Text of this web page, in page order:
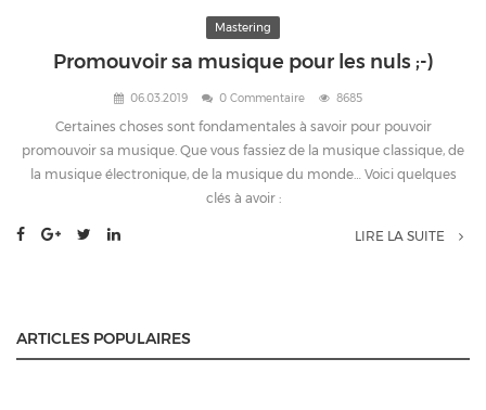
Mastering
Promouvoir sa musique pour les nuls ;-)
06.03.2019 0 Commentaire 8685
Certaines choses sont fondamentales à savoir pour pouvoir
promouvoir sa musique. Que vous fassiez de la musique classique, de
la musique électronique, de la musique du monde… Voici quelques
clés à avoir :
LIRE LA SUITE
ARTICLES POPULAIRES